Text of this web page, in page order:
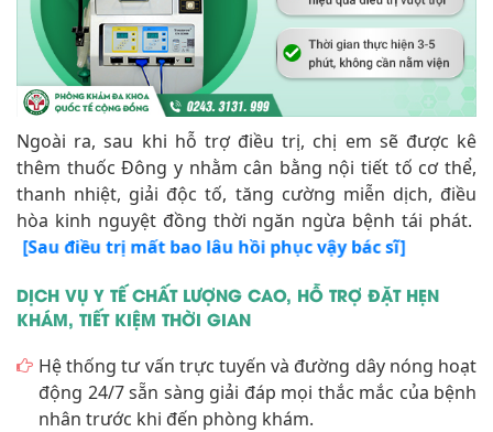
Ngoài ra, sau khi hỗ trợ điều trị, chị em sẽ được kê
thêm thuốc Đông y nhằm cân bằng nội tiết tố cơ thể,
thanh nhiệt, giải độc tố, tăng cường miễn dịch, điều
hòa kinh nguyệt đồng thời ngăn ngừa bệnh tái phát.
[Sau điều trị mất bao lâu hồi phục vậy bác sĩ]
DỊCH VỤ Y TẾ CHẤT LƯỢNG CAO, HỖ TRỢ ĐẶT HẸN
KHÁM, TIẾT KIỆM THỜI GIAN
Hệ thống tư vấn trực tuyến và đường dây nóng hoạt
động 24/7 sẵn sàng giải đáp mọi thắc mắc của bệnh
nhân trước khi đến phòng khám.